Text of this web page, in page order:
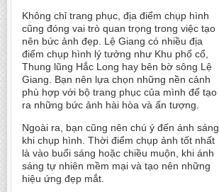
Không chỉ trang phục, địa điểm chụp hình
cũng đóng vai trò quan trọng trong việc tạo
nên bức ảnh đẹp. Lệ Giang có nhiều địa
điểm chụp hình lý tưởng như Khu phố cổ,
Thung lũng Hắc Long hay bên bờ sông Lệ
Giang. Bạn nên lựa chọn những nền cảnh
phù hợp với bộ trang phục của mình để tạo
ra những bức ảnh hài hòa và ấn tượng.
Ngoài ra, bạn cũng nên chú ý đến ánh sáng
khi chụp hình. Thời điểm chụp ảnh tốt nhất
là vào buổi sáng hoặc chiều muộn, khi ánh
sáng tự nhiên mềm mại và tạo nên những
hiệu ứng đẹp mắt.